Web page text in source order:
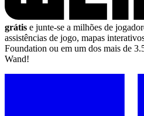
grátis e junte-se a milhões de
assistências de jogo, mapas
Foundation ou em um dos mais de
Wand!